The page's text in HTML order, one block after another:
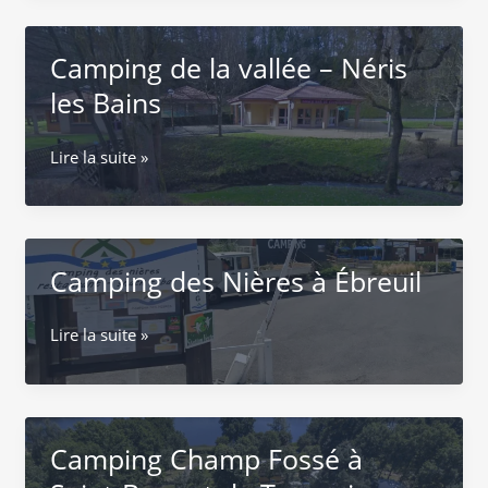
Le
Mont
Libre
Camping de la vallée – Néris
les Bains
Camping
la
–
Néris
les
Bains
Lire la suite »
Camping des Nières à Ébreuil
Camping
des
Nières
Ébreuil
Lire la suite »
Camping Champ Fossé à